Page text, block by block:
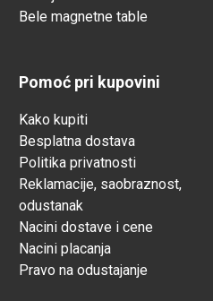
Bele magnetne table
Pomoć pri kupovini
Kako kupiti
Besplatna dostava
Politika privatnosti
Reklamacije, saobraznost,
odustanak
Nacini dostave i cene
Nacini placanja
Pravo na odustajanje